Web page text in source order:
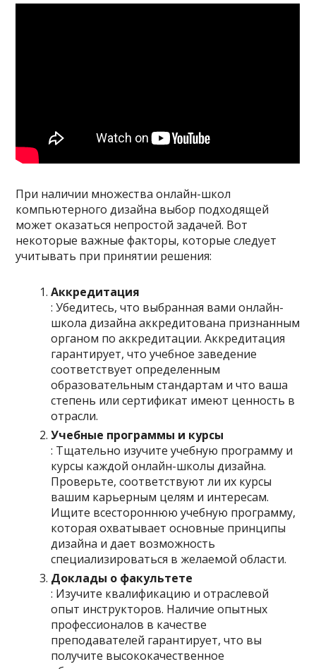
При наличии множества онлайн-школ
компьютерного дизайна выбор подходящей
может оказаться непростой задачей. Вот
некоторые важные факторы, которые следует
учитывать при принятии решения:
Аккредитация
: Убедитесь, что выбранная вами онлайн-
школа дизайна аккредитована признанным
органом по аккредитации. Аккредитация
гарантирует, что учебное заведение
соответствует определенным
образовательным стандартам и что ваша
степень или сертификат имеют ценность в
отрасли.
Учебные программы и курсы
: Тщательно изучите учебную программу и
курсы каждой онлайн-школы дизайна.
Проверьте, соответствуют ли их курсы
вашим карьерным целям и интересам.
Ищите всестороннюю учебную программу,
которая охватывает основные принципы
дизайна и дает возможность
специализироваться в желаемой области.
Доклады о факультете
: Изучите квалификацию и отраслевой
опыт инструкторов. Наличие опытных
профессионалов в качестве
преподавателей гарантирует, что вы
получите высококачественное